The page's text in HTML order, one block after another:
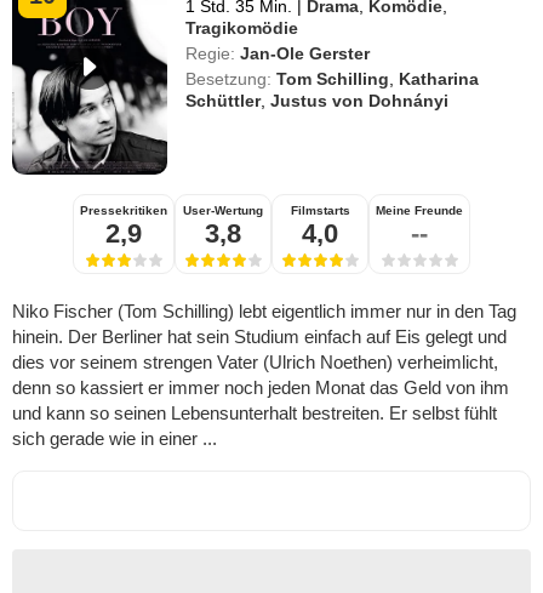
1 Std. 35 Min. | Drama, Komödie,
Tragikomödie
Regie: Jan-Ole Gerster
Besetzung: Tom Schilling, Katharina
Schüttler,Justus von Dohnányi
Pressekritiken
2,9
User-Wertung
3,8
Filmstarts
4,0
Meine Freunde
--
Niko Fischer (Tom Schilling) lebt eigentlich immer nur in den Tag
hinein. Der Berliner hat sein Studium einfach auf Eis gelegt und
dies vor seinem strengen Vater (Ulrich Noethen) verheimlicht,
denn so kassiert er immer noch jeden Monat das Geld von ihm
und kann so seinen Lebensunterhalt bestreiten. Er selbst fühlt
sich gerade wie in einer ...